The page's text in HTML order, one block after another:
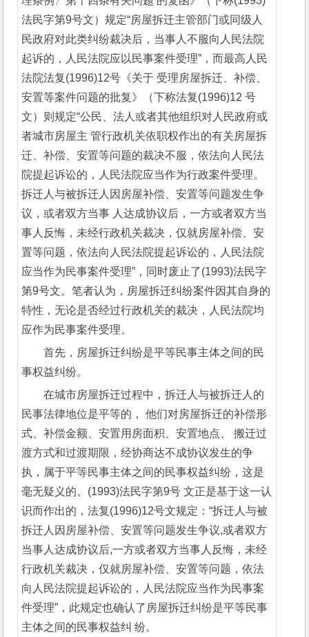
法民字第9号文）规定“房屋拆迁主管部门或同级人
民政府对此类纠纷裁决后，当事人不服向人民法院
起诉的，人民法院应以民事案件受理”，而最高人民
法院法复(1996)12号《关于 受理房屋拆迁、补偿、
安置等案件问题的批复》（下称法复(1996)12 号
文）则规定“公民、法人或者其他组织对人民政府或
者城市房屋主 管行政机关依职权作出的有关房屋拆
迁、补偿、安置等问题的裁决不服，依法向人民法
院提起诉讼的，人民法院应当作为行政案件受理。
拆迁人与被拆迁人因房屋补偿、安置等问题发生争
议，或者双方当事 人达成协议后，一方或者双方当
事人反悔，未经行政机关裁决，仅就房屋补偿、安
置等问题，依法向人民法院提起诉讼的，人民法院
应当作为民事案件受理”，同时废止了(1993)法民字
第9号文。笔者认为，房屋拆迁纠纷案件因其自身的
特性，无论是否经过行政机关的裁决，人民法院均
应作为民事案件受理。
首先，房屋拆迁纠纷是平等民事主体之间的民
事权益纠纷。
在城市房屋拆迁过程中，拆迁人与被拆迁人的
民事法律地位是平等的， 他们对房屋拆迁的补偿形
式、补偿金额、安置用房面积、安置地点、 搬迁过
渡方式和过渡期限，经协商达不成协议发生的争
执，属于平等民事主体之间的民事权益纠纷，这是
毫无疑义的。(1993)法民字第9号 文正是基于这一认
识而作出的，法复(1996)12号文规定：“拆迁人与被
拆迁人因房屋补偿、安置等问题发生争议,或者双方
当事人达成协议后,一方或者双方当事人反悔，未经
行政机关裁决，仅就房屋补偿、安置等问题，依法
向人民法院提起诉讼的，人民法院应当作为民事案
件受理”，此规定也确认了房屋拆迁纠纷是平等民事
主体之间的民事权益纠 纷。